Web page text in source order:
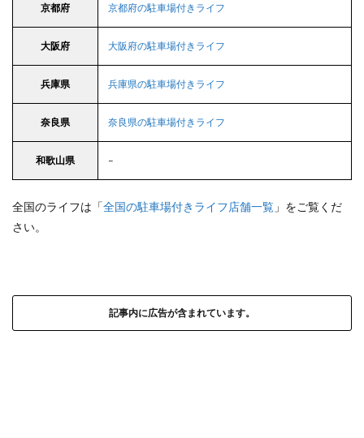
京都府 京都府の駐車場付きライフ
大阪府 大阪府の駐車場付きライフ
兵庫県 兵庫県の駐車場付きライフ
奈良県 奈良県の駐車場付きライフ
和歌山県 –
全国のライフは「全国の駐車場付きライフ店舗一覧 」をご覧くだ
さい。
記事内に広告が含まれています。